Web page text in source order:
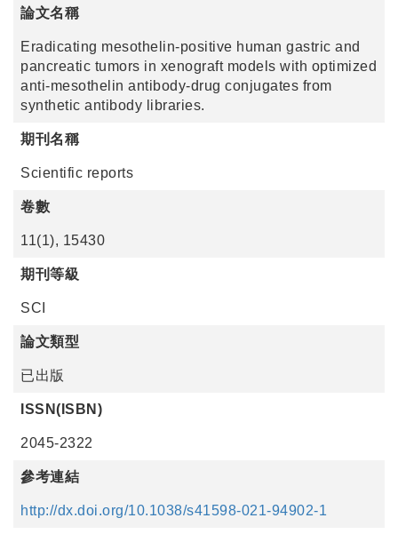
論文名稱
Eradicating mesothelin-positive human gastric and
pancreatic tumors in xenograft models with optimized
anti-mesothelin antibody-drug conjugates from
synthetic antibody libraries.
期刊名稱
Scientific reports
卷數
11(1), 15430
期刊等級
SCI
論文類型
已出版
ISSN(ISBN)
2045-2322
參考連結
http://dx.doi.org/10.1038/s41598-021-94902-1